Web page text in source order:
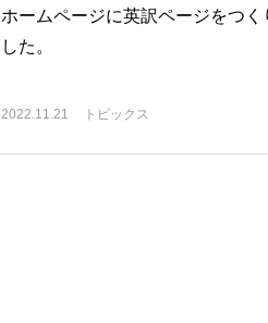
ホームページに英訳ページをつく
した。
2022.11.21 トピックス